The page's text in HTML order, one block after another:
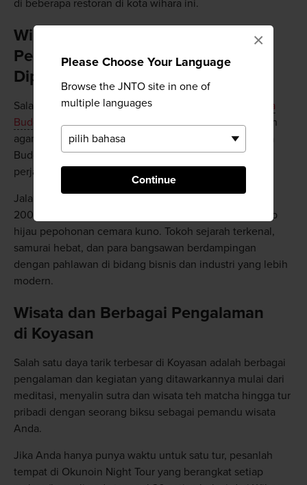
Please Choose Your Language
Browse the JNTO site in one of
multiple languages
Continue
×
di beberapa restoran di kota wihara ini.
Wihara Buddha Okunoin---
Perjalanan yang Layak
Diperhitungkan
Salah satu tempat terpenting di Koyasan adalah
Wihara
Buddha Okunoin
, makam biksu Kukai, seorang tokoh
agama yang berpengaruh dan dihormati. Dalam agama
Buddha, hal yang dinilai bukanlah tujuannya, tetapi
perjalanannya.
Jalan berbatu menuju Okunoin melewati lebih dari
200.000 batu nisan dan tugu peringatan di bawah atap
hijau pepohonan cemara kuno. Tokoh sejarah terkenal,
samurai hebat, dan para bangsawan berdampingan
dengan pahlawan di bidang bisnis dan industri yang lebih
modern.
Wisata dan Berbagai Pengalaman
di Koyasan
Salah satu daya tarik terbesar di Koyasan adalah berbagai
pengalaman dan kegiatan yang ditawarkannya mulai dari
meditasi, menyalin sutra dan wisata teh matcha hingga tur
pribadi dengan seorang biksu sebagai pemandu wisata
Anda.
Jika Anda hanya punya waktu untuk satu tur, pesanlah
tempat di Okunoin Night Tour yang berangkat setiap